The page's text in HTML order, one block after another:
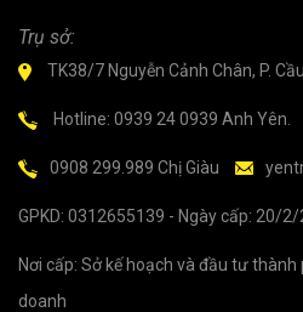
Trụ sở:
TK38/7 Nguyễn Cảnh Chân, P.
Hotline: 0939 24 0939 Anh Yên.
0908 299.989 Chị Giàu
GPKD: 0312655139 - Ngày cấp: 20/
Nơi cấp: Sở kế hoạch và đầu tư
doanh